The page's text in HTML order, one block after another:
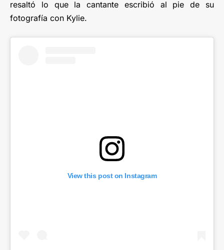
resaltó lo que la cantante escribió al pie de su
fotografía con Kylie.
View this post on Instagram